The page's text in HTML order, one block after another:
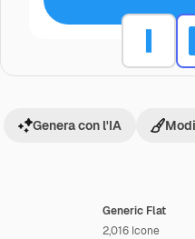
Generic Flat
2,016 Icone
Genera con l'IA